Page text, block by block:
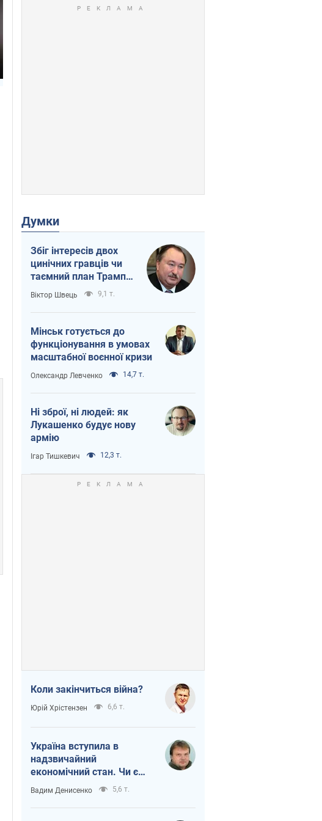
Думки
Збіг інтересів двох
цинічних гравців чи
таємний план Трампа
і Путіна?
Віктор Швець 9,1 т.
Мінськ готується до
функціонування в умовах
масштабної воєнної кризи
Олександр Левченко 14,7 т.
Ні зброї, ні людей: як
Лукашенко будує нову
армію
Ігар Тишкевич 12,3 т.
Коли закінчиться війна?
Юрій Хрістензен 6,6 т.
Україна вступила в
надзвичайний
економічний стан. Чи є
світло вкінці тунелю?
Вадим Денисенко 5,6 т.